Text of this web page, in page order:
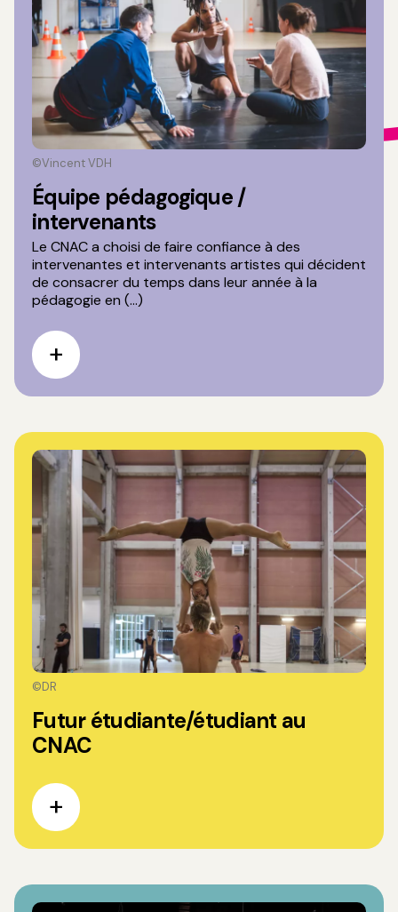
©Vincent VDH
Équipe pédagogique /
intervenants
Le CNAC a choisi de faire confiance à des
intervenantes et intervenants artistes qui décident
de consacrer du temps dans leur année à la
pédagogie en (...)
©DR
Futur étudiante/étudiant au
CNAC